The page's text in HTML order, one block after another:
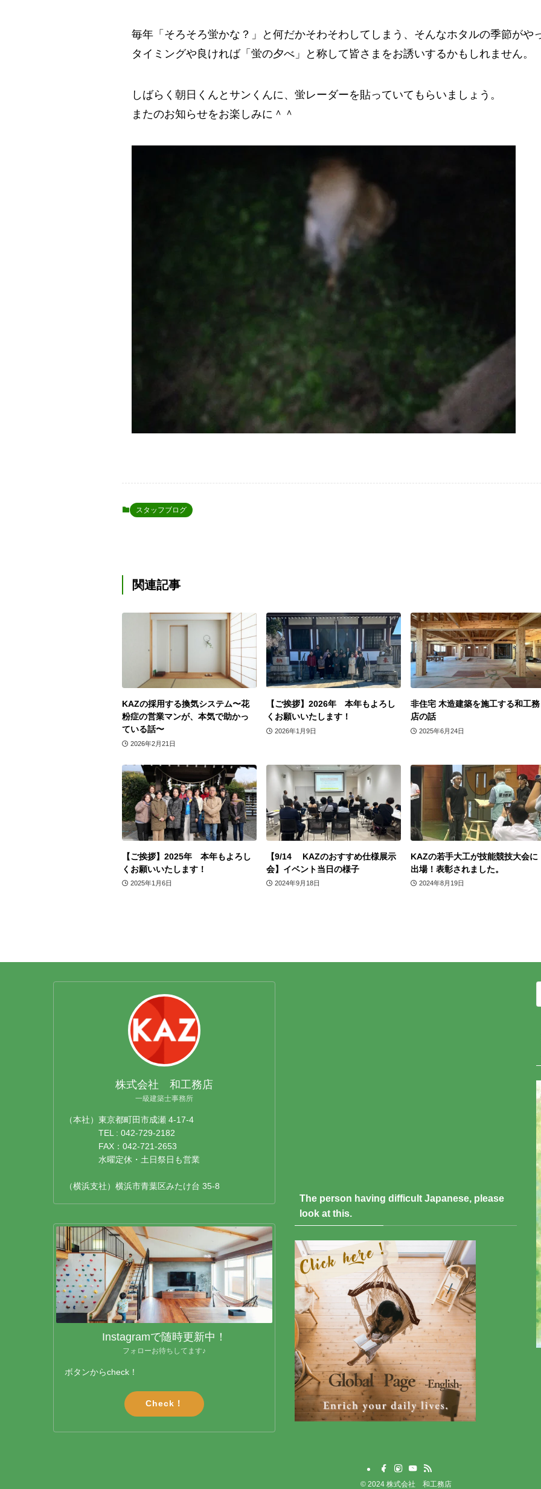
毎年「そろそろ蛍かな？」と何だかそわそわしてしまう、そんなホタルの季節がや
タイミングや良ければ「蛍の夕べ」と称して皆さまをお誘いするかもしれません。
しばらく朝日くんとサンくんに、蛍レーダーを貼っていてもらいましょう。
またのお知らせをお楽しみに＾＾
スタッフブログ
関連記事
KAZの採用する換気システム〜花
粉症の営業マンが、本気で助かっ
ている話〜
2026年2月21日
【ご挨拶】2026年 本年もよろし
くお願いいたします！
2026年1月9日
非住宅 木造建築を施工する和工務
店の話
2025年6月24日
【ご挨拶】2025年 本年もよろし
くお願いいたします！
2025年1月6日
【9/14 KAZのおすすめ仕様展示
会】イベント当日の様子
2024年9月18日
KAZの若手大工が技能競技大会に
出場！表彰されました。
2024年8月19日
株式会社 和工務店
一級建築士事務所
（本社）東京都町田市成瀬 4-17-4
TEL : 042-729-2182
FAX：042-721-2653
水曜定休・土日祭日も営業
（横浜支社）横浜市青葉区みたけ台 35-8
Instagramで随時更新中！
フォローお待ちしてます♪
ボタンからcheck！
Check！
The person having difficult Japanese, please
look at this.
©2024 株式会社 和工務店